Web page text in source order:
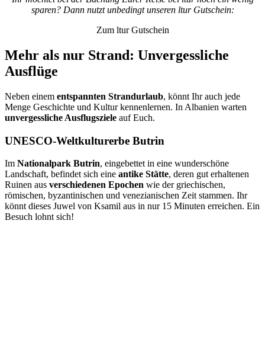
sparen? Dann nutzt unbedingt unseren ltur Gutschein:
Zum ltur Gutschein
Mehr als nur Strand: Unvergessliche
Ausflüge
Neben einem entspannten Strandurlaub, könnt Ihr auch jede
Menge Geschichte und Kultur kennenlernen. In Albanien warten
unvergessliche Ausflugsziele auf Euch.
UNESCO-Weltkulturerbe Butrin
Im Nationalpark Butrin, eingebettet in eine wunderschöne
Landschaft, befindet sich eine antike Stätte, deren gut erhaltenen
Ruinen aus verschiedenen Epochen wie der griechischen,
römischen, byzantinischen und venezianischen Zeit stammen. Ihr
könnt dieses Juwel von Ksamil aus in nur 15 Minuten erreichen. Ein
Besuch lohnt sich!